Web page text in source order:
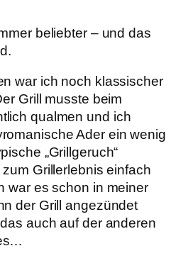
beliebter – und das
war ich noch klassischer
Grill musste beim
qualmen und ich
Ader ein wenig
„Grillgeruch“
Grillerlebnis einfach
war es schon in meiner
der Grill angezündet
auch auf der anderen